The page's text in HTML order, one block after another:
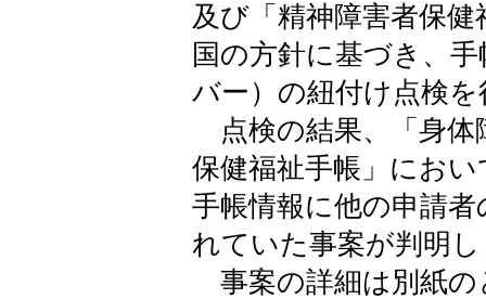
及び「精神障害者保
国の方針に基づき、
バー）の紐付け点検
点検の結果、「身体
保健福祉手帳」にお
手帳情報に他の申請
れていた事案が判明
事案の詳細は別紙の